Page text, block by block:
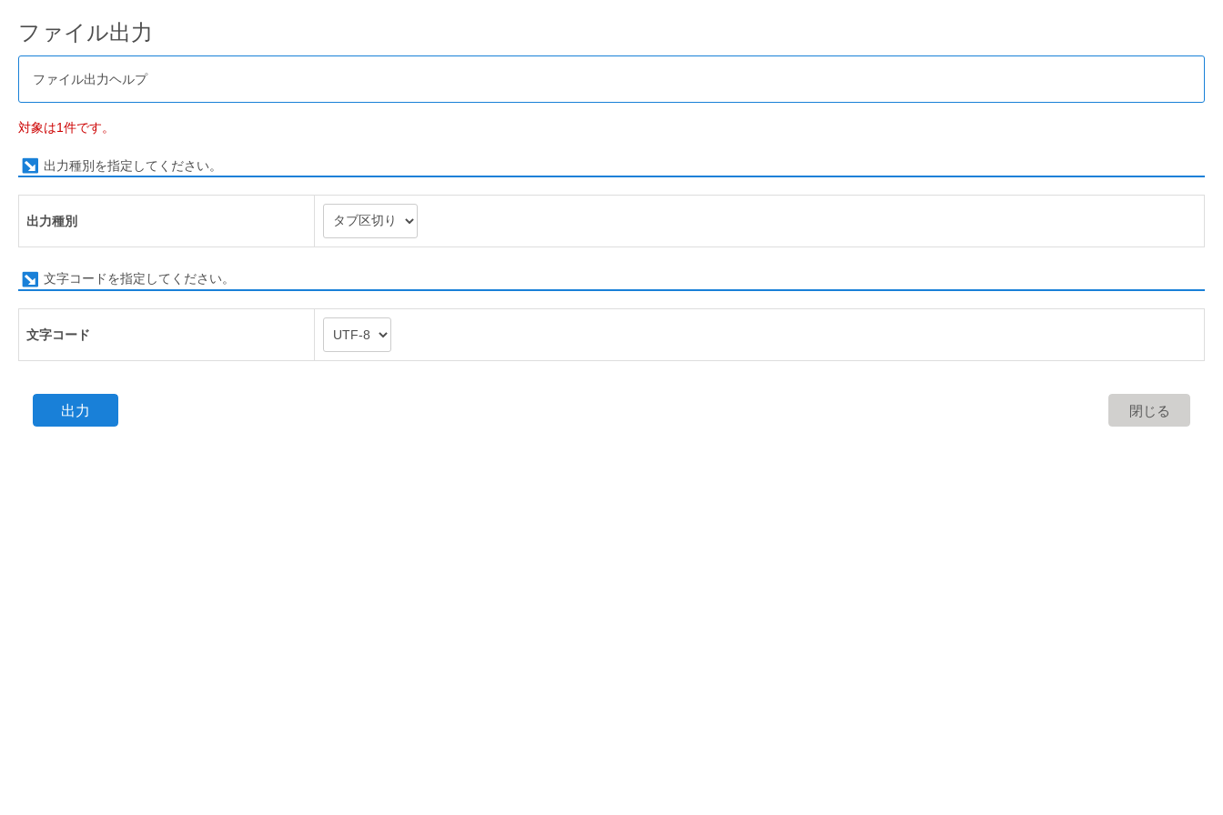
ファイル出力
ファイル出力ヘルプ
対象は1件です。
出力種別を指定してください。
出力種別
文字コードを指定してください。
文字コード